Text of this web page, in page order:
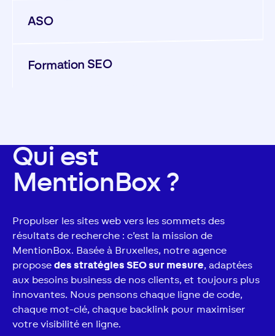
ASO
Formation SEO
Qui est
MentionBox ?
Propulser les sites web vers les sommets des
résultats de recherche : c’est la mission de
MentionBox. Basée à Bruxelles, notre agence
propose des stratégies SEO sur mesure, adaptées
aux besoins business de nos clients, et toujours plus
innovantes. Nous pensons chaque ligne de code,
chaque mot-clé, chaque backlink pour maximiser
votre visibilité en ligne.